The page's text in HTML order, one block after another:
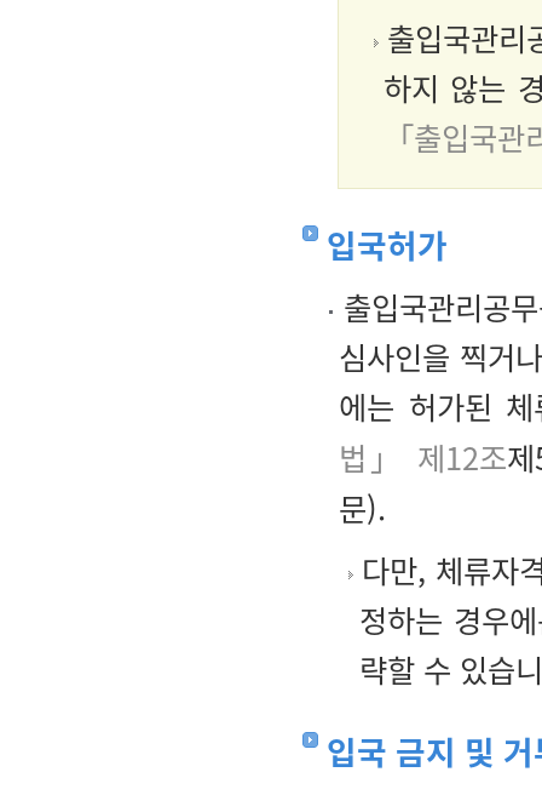
출입국관리
하지 않는
「출입국
입국허가
출입국관리공
심사인을 찍거
에는 허가된
법」 제12조
문).
다만, 체류자
정하는 경우
략할 수 있습
입국 금지 및